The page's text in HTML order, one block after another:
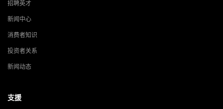
招聘英才
新闻中心
消费者知识
投资者关系
新闻动态
支援